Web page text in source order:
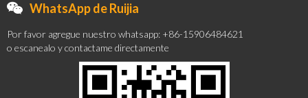
WhatsApp de Ruijia
Por favor agregue nuestro whatsapp: +86-15906484621
o escanealo y contactame directamente